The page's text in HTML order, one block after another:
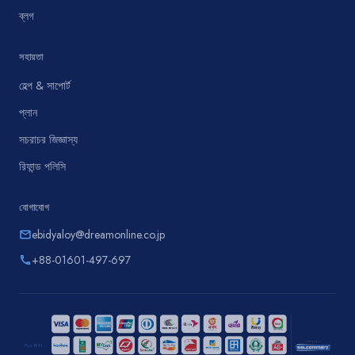
ব্লগ
সহায়তা
হেল্প & সাপোর্ট
প্লান
সচরাচর জিজ্ঞাস্য
রিফান্ড পলিসি
যোগাযোগ
emailebidyaloy@dreamonline.co.jp
phone+88-01601-497-697